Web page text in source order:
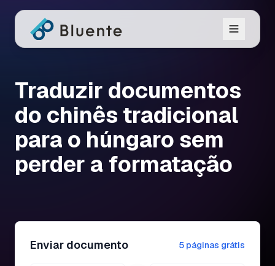
Traduzir documentos
do chinês tradicional
para o húngaro sem
perder a formatação
Enviar documento 5 páginas grátis